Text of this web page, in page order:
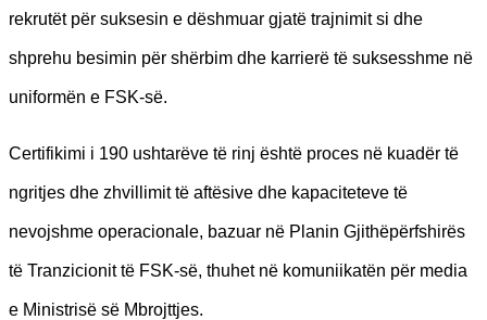
rekrutët për suksesin e dëshmuar gjatë trajnimit si dhe
shprehu besimin për shërbim dhe karrierë të suksesshme në
uniformën e FSK-së.
Certifikimi i 190 ushtarëve të rinj është proces në kuadër të
ngritjes dhe zhvillimit të aftësive dhe kapaciteteve të
nevojshme operacionale, bazuar në Planin Gjithëpërfshirës
të Tranzicionit të FSK-së, thuhet në komuniikatën për media
e Ministrisë së Mbrojttjes.